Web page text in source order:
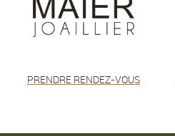
PRENDRE RENDEZ-VOUS